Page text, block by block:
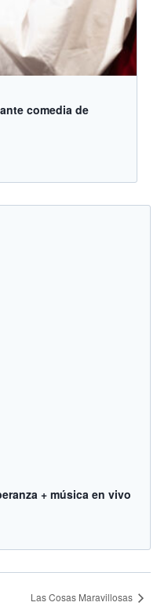
comedia de
+ música en vivo
Las Cosas Maravillosas